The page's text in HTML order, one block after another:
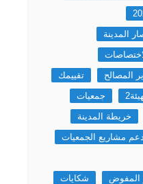
المدينة
المصالح
تقييمك
جمعيات
خريطة المدينة
مشاريع الجمعيات
المفوض
شكايات